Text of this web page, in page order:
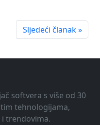
Sljedeći članak »
softvera s više od 30
tehnologijama,
trendovima.